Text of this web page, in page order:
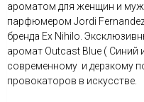
ароматом для женщин и
парфюмером Jordi
бренда Ex Nihilo.
аромат Outcast Blue (
современному и дерзкому
провокаторов в искусстве.